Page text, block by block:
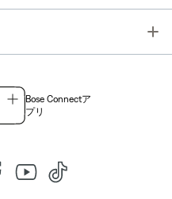
Bose Connectア
プリ